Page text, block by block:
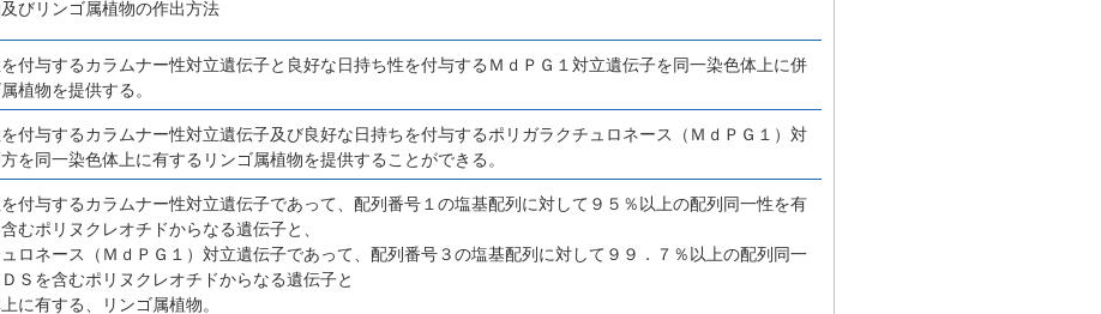
びリンゴ属植物の作出方法
付与するカラムナー性対立遺伝子と良好な日持ち性を付与するＭｄＰＧ１対立遺伝子を同一染色体上に併
植物を提供する。
付与するカラムナー性対立遺伝子及び良好な日持ちを付与するポリガラクチュロネース（ＭｄＰＧ１）対
を同一染色体上に有するリンゴ属植物を提供することができる。
付与するカラムナー性対立遺伝子であって、配列番号１の塩基配列に対して９５％以上の配列同一性を有
むポリヌクレオチドからなる遺伝子と、
ロネース（ＭｄＰＧ１）対立遺伝子であって、配列番号３の塩基配列に対して９９．７％以上の配列同一
Ｓを含むポリヌクレオチドからなる遺伝子と
に有する、リンゴ属植物。